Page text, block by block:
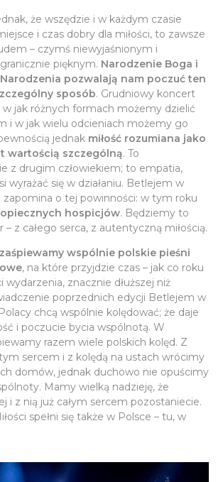
że wszędzie i w każdym czasie
i czas dobry dla miłości, to zawsze
– czymś niewyjaśnionym i
pięknym. Narodzenie Boga i
pozwalają nam poczuć ten
sposób. Grudniowy koncert
jak różnych formach możemy dzielić
i w jak wielu odcieniach możemy go
jednak miłość rozumiana jako
wartością szczególną. To
z drugim człowiekiem; to empatia,
wyrażać się w działaniu. Betlejem w
zapomina o tej powinności: w tym roku
hospicjów. Będziemy to
z całego serca, z autentyczną miłością.
zaśpiewamy wspólnie polskie pieśni
, na które przyjdzie czas – jak co roku
wydarzenia, znacznie dłuższej niż
poprzednich edycji Betlejem w
chcą wspólnie kolędować; że daje
i poczucie bycia wspólnotą. W
razem wiele polskich kolęd. Z
sercem i z kolędą na ustach wrócimy
domów, jednak duchowo nie opuścimy
Mamy wielką nadzieję, że
i z nią już całym sercem pozostaniecie.
spełni się także w Polsce – tu, w